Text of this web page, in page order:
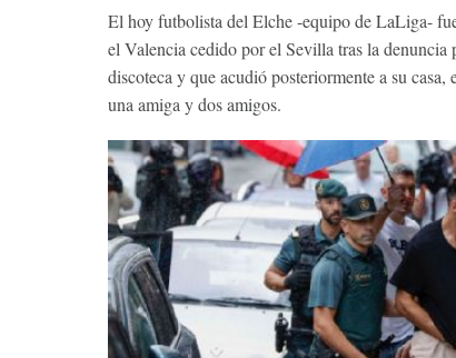
El hoy futbolista del Elche -equipo de LaLiga-
el Valencia cedido por el Sevilla tras la denuncia
discoteca y que acudió posteriormente a su
una amiga y dos amigos.